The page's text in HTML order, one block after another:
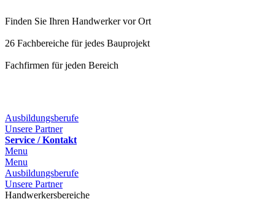
Finden Sie Ihren Handwerker vor Ort
26 Fachbereiche für jedes Bauprojekt
Fachfirmen für jeden Bereich
Ausbildungsberufe
Unsere Partner
Service / Kontakt
Menu
Menu
Ausbildungsberufe
Unsere Partner
Handwerkersbereiche